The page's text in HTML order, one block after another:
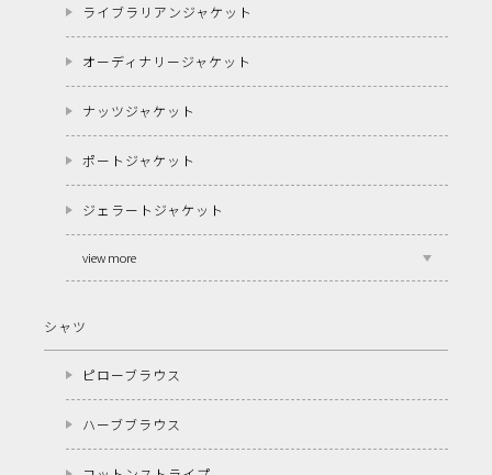
ライブラリアンジャケット
オーディナリージャケット
ナッツジャケット
ポートジャケット
ジェラートジャケット
view more
シャツ
ピローブラウス
ハーブブラウス